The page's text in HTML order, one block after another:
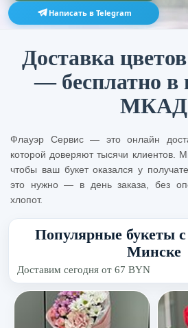
Написать в Telegram
Доставка
— бесплатно в
МКАД
Флауэр Сервис — это онлайн
которой доверяют тысячи клиентов.
чтобы ваш букет оказался у
это нужно — в день заказа, без
хлопот.
Популярные букеты с
Минске
Доставим сегодня от 67 BYN